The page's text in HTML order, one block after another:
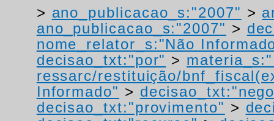
> ano_publicacao_s:"2007" >
ano_publicacao_s:"2007" >
nome_relator_s:"Não
decisao_txt:"por" >
ressarc/restituição/
Informado" >
decisao_txt:"provimento" >